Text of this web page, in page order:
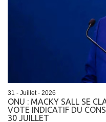
31 - Juillet - 2026
ONU : MACKY SALL SE
VOTE INDICATIF DU
30 JUILLET